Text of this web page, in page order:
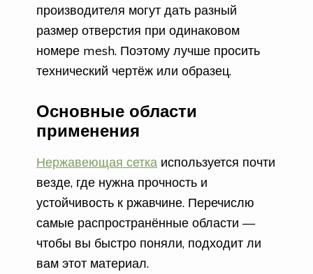
производителя могут дать разный
размер отверстия при одинаковом
номере mesh. Поэтому лучше просить
технический чертёж или образец.
Основные области
применения
Нержавеющая сетка используется почти
везде, где нужна прочность и
устойчивость к ржавчине. Перечислю
самые распространённые области —
чтобы вы быстро поняли, подходит ли
вам этот материал.